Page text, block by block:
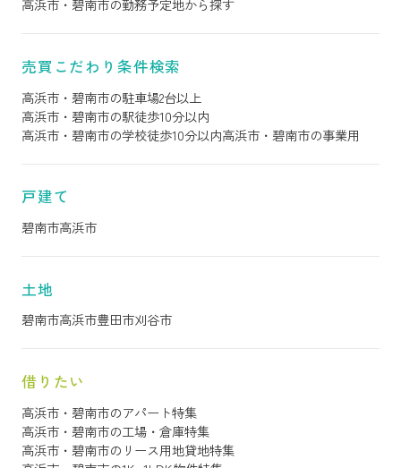
高浜市・碧南市の勤務予定地から探す
売買こだわり条件検索
高浜市・碧南市の駐車場2台以上
高浜市・碧南市の駅徒歩10分以内
高浜市・碧南市の学校徒歩10分以内高浜市・碧南市の事業用
戸建て
碧南市高浜市
土地
碧南市高浜市豊田市刈谷市
借りたい
高浜市・碧南市のアパート特集
高浜市・碧南市の工場・倉庫特集
高浜市・碧南市のリース用地貸地特集